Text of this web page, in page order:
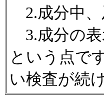
2.成分中、
3.成分の
という点で
い検査が続